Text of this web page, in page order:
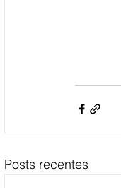
Posts recentes